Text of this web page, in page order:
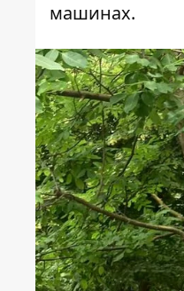
машинах.